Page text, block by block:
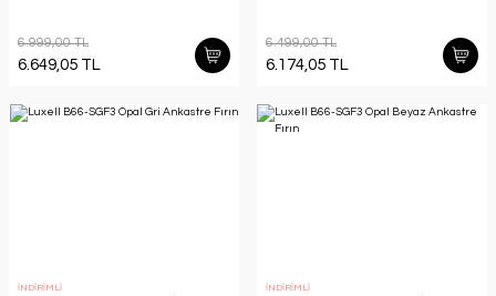
6.999,00 TL
6.649,05 TL
6.499,00 TL
6.174,05 TL
İNDİRİMLİ İNDİRİMLİ